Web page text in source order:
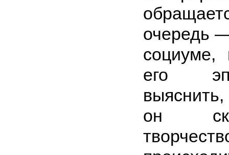
очередь
социуме,
его
выяснить,
он